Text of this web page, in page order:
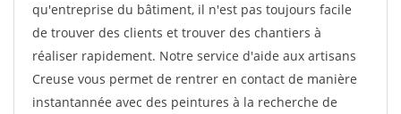
qu'entreprise du bâtiment, il n'est pas toujours facile
de trouver des clients et trouver des chantiers à
réaliser rapidement. Notre service d'aide aux artisans
Creuse vous permet de rentrer en contact de manière
instantannée avec des peintures à la recherche de